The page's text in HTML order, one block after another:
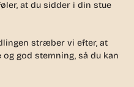
at du sidder i din stue
stræber vi efter, at
god stemning, så du kan